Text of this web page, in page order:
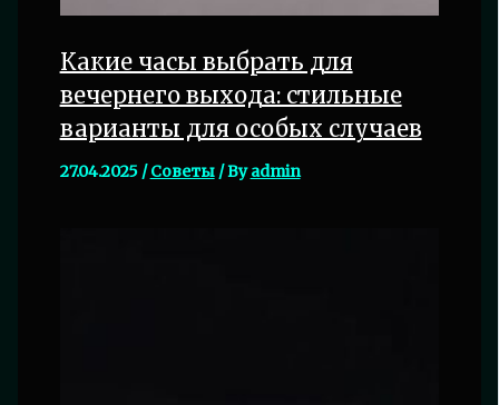
Какие часы выбрать для
вечернего выхода: стильные
варианты для особых случаев
27.04.2025 /Советы/ Byadmin